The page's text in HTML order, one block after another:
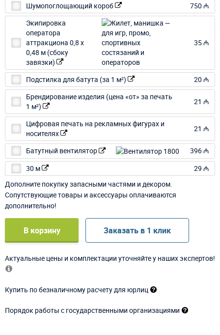
Шумопоглощающий короб
750 ₼
Экипировка
оператора
аттракциона 0,8 х
0,48 м (сбоку
завязки)
35 ₼
Подстилка для батута (за 1 м²)
20 ₼
Брендирование изделия (цена «от» за печать
1 м²)
21 ₼
Цифровая печать на рекламных фигурах и
носителях
21 ₼
Батутный вентилятор
396 ₼
30 м
29 ₼
Дополните покупку запасными частями и декором.
Сопутствующие товары и аксессуары оплачиваются
дополнительно!
В корзину Заказать в 1 клик
Актуальные цены и комплектации уточняйте у наших экспертов!
Купить по безналичному расчету для юрлиц
Порядок работы с государственными организациями